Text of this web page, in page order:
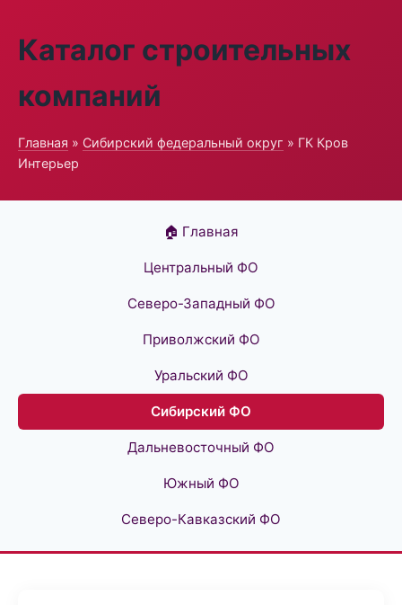
Каталог строительных
компаний
Главная » Сибирский федеральный округ » ГК Кров
Интерьер
🏠 Главная
Центральный ФО
Северо-Западный ФО
Приволжский ФО
Уральский ФО
Сибирский ФО
Дальневосточный ФО
Южный ФО
Северо-Кавказский ФО